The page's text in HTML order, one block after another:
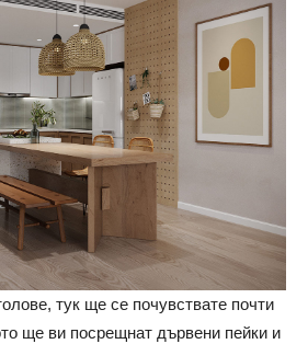
тук ще се почувствате почти
ще ви посрещнат дървени пейки и